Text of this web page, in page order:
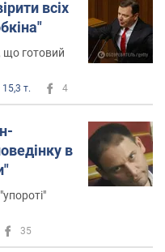
всіх
що готовий
15,3 т. 4
в
35